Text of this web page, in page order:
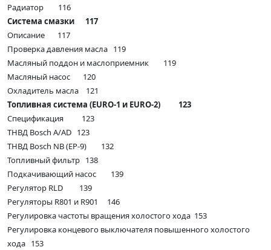
Радиатор 116
Система смазки 117
Описание 117
Проверка давления масла 119
Масляный поддон и маслоприемник 119
Масляный насос 120
Охладитель масла 121
Топливная система (EURO-1 и EURO-2) 123
Спецификация 123
ТНВД Bosch A/AD 123
ТНВД Bosch NB (EP-9) 132
Топливный фильтр 138
Подкачивающий насос 139
Регулятор RLD 139
Регуляторы R801 и R901 146
Регулировка частоты вращения холостого хода 153
Регулировка концевого выключателя повышенного холостого
хода 153